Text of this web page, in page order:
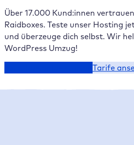
Über 17.000 Kund:innen
Raidboxes. Teste unser Hosting
und überzeuge dich selbst. Wir
WordPress Umzug!
Tarife